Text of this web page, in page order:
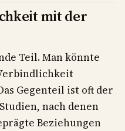
mit der
Teil. Man könnte
Gegenteil ist oft der
nach denen
Beziehungen